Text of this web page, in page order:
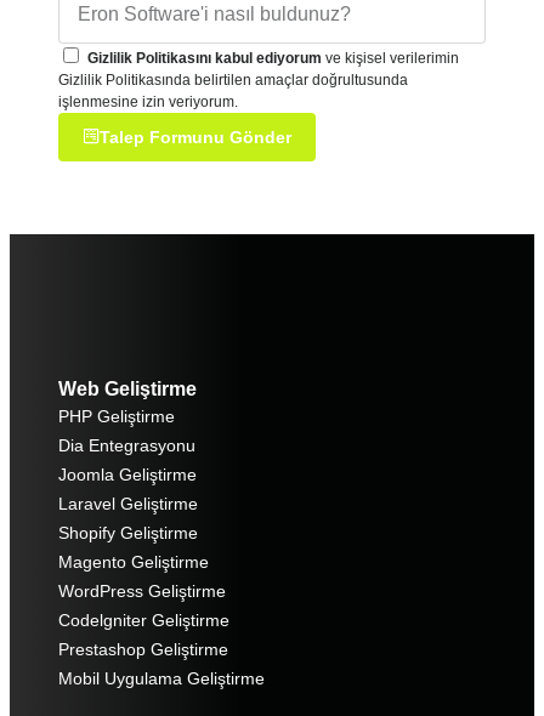
Gizlilik Politikasını kabul ediyorum ve kişisel verilerimin
Gizlilik Politikasında belirtilen amaçlar doğrultusunda
işlenmesine izin veriyorum.
Talep Formunu Gönder
Web Geliştirme
PHP Geliştirme
Dia Entegrasyonu
Joomla Geliştirme
Laravel Geliştirme
Shopify Geliştirme
Magento Geliştirme
WordPress Geliştirme
Codelgniter Geliştirme
Prestashop Geliştirme
Mobil Uygulama Geliştirme